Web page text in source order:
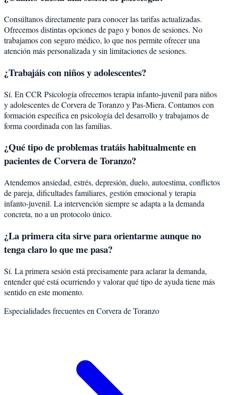
Consúltanos directamente para conocer las tarifas actualizadas.
Ofrecemos distintas opciones de pago y bonos de sesiones. No
trabajamos con seguro médico, lo que nos permite ofrecer una
atención más personalizada y sin limitaciones de sesiones.
¿Trabajáis con niños y adolescentes?
Sí. En CCR Psicología ofrecemos terapia infanto-juvenil para niños
y adolescentes de Corvera de Toranzo y Pas-Miera. Contamos con
formación específica en psicología del desarrollo y trabajamos de
forma coordinada con las familias.
¿Qué tipo de problemas tratáis habitualmente en
pacientes de Corvera de Toranzo?
Atendemos ansiedad, estrés, depresión, duelo, autoestima, conflictos
de pareja, dificultades familiares, gestión emocional y terapia
infanto-juvenil. La intervención siempre se adapta a la demanda
concreta, no a un protocolo único.
¿La primera cita sirve para orientarme aunque no
tenga claro lo que me pasa?
Sí. La primera sesión está precisamente para aclarar la demanda,
entender qué está ocurriendo y valorar qué tipo de ayuda tiene más
sentido en este momento.
Especialidades frecuentes en Corvera de Toranzo